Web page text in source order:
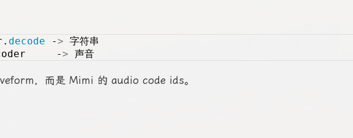
decode -> 字符串
-> 声音
，而是 Mimi 的 audio code ids。